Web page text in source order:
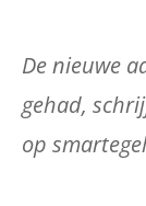
De nieuwe
gehad,
op